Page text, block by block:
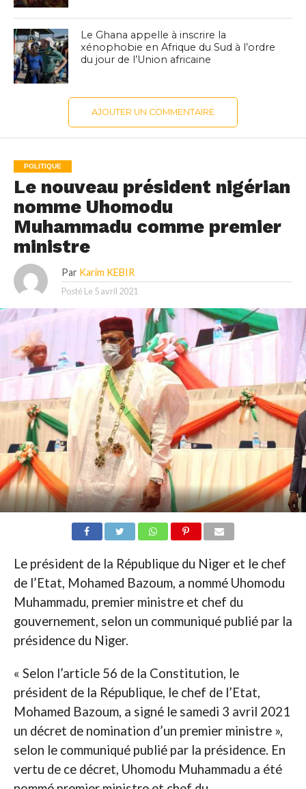
Le Ghana appelle à inscrire la
xénophobie en Afrique du Sud à l’ordre
du jour de l’Union africaine
AJOUTER UN COMMENTAIRE
POLITIQUE
Le nouveau président nigérian
nomme Uhomodu
Muhammadu comme premier
ministre
Par Karim KEBIR
Posté Le 5 avril 2021
Le président de la République du Niger et le chef
de l’Etat, Mohamed Bazoum, a nommé Uhomodu
Muhammadu, premier ministre et chef du
gouvernement, selon un communiqué publié par la
présidence du Niger.
« Selon l’article 56 de la Constitution, le
président de la République, le chef de l’Etat,
Mohamed Bazoum, a signé le samedi 3 avril 2021
un décret de nomination d’un premier ministre »,
selon le communiqué publié par la présidence. En
vertu de ce décret, Uhomodu Muhammadu a été